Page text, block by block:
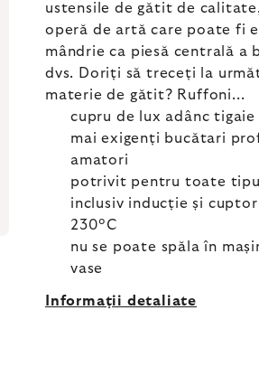
ustensile de gătit de
operă de artă care poate fi
mândrie ca piesă centrală a
dvs. Doriți să treceți la
materie de gătit? Ruffoni...
cupru de lux adânc
mai exigenți bucătari
amatori
potrivit pentru toate
inclusiv inducție și
230°C
nu se poate spăla în
vase
Informaţii detaliate